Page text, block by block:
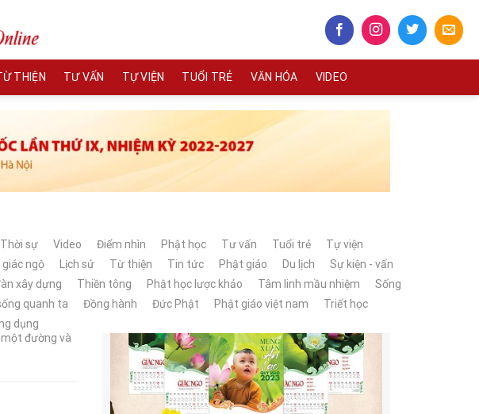
THIỆN TƯ VẤN TỰ VIỆN TUỔI TRẺ VĂN HÓA VIDEO
Thời sự Video Điểm nhìn Phật học Tư vấn Tuổi trẻ
Tự viện
giác ngộ
Lịch sử Từ thiện Tin tức Phật giáo Du lịch
Sự kiện - vấn
xây dựng Thiền tông Phật học lược khảo Tâm linh mầu nhiệm
Sống
quanh ta Đồng hành Đức Phật Phật giáo việt nam
Triết học
dụng
sĩ
đường và